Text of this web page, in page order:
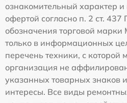
ознакомительный характер
офертой согласно п. 2 ст.
обозначения торговой
только в информационных
перечень техники, с
организация не
указанных товарных знаков
интересы. Все виды